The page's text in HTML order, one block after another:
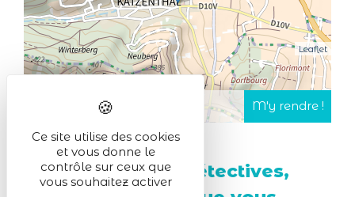
Leaflet
Petits et grands détectives,
Ce site utilise des cookies
et vous donne le
contrôle sur ceux que
vous souhaitez activer